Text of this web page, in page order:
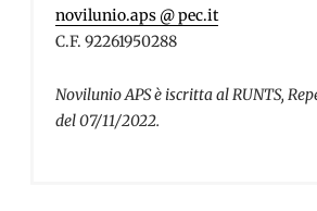
novilunio.aps @ pec.it
C.F. 92261950288
Novilunio APS è iscritta al RUNTS,
del 07/11/2022.